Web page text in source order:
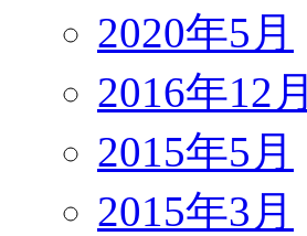
2020年5月
2016年12月
2015年5月
2015年3月